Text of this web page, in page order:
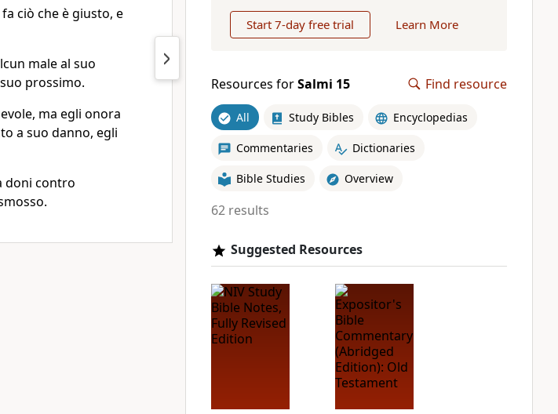
ciò che è giusto, e
male al suo
prossimo.
ma egli onora
a suo danno, egli
doni contro
Start 7-day free trial Learn More
Resources forSalmi 15 Find resource
All Study Bibles Encyclopedias
Commentaries Dictionaries
Bible Studies Overview
62 results
Suggested Resources